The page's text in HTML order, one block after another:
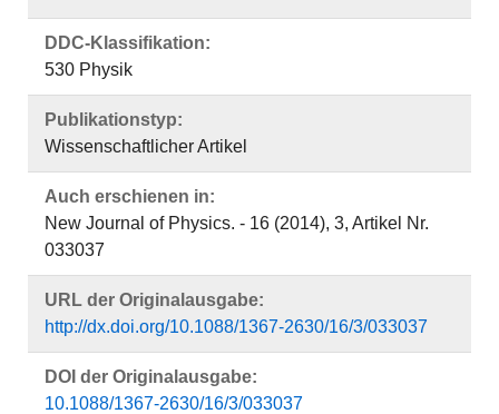
DDC-Klassifikation:
530 Physik
Publikationstyp:
Wissenschaftlicher Artikel
Auch erschienen in:
New Journal of Physics. - 16 (2014), 3, Artikel Nr.
033037
URL der Originalausgabe:
http://dx.doi.org/10.1088/1367-2630/16/3/033037
DOI der Originalausgabe:
10.1088/1367-2630/16/3/033037